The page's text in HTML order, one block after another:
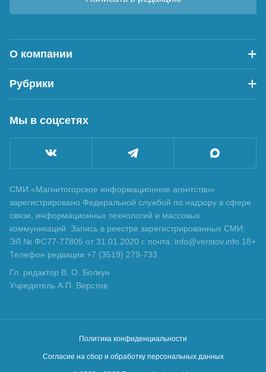
О компании
Рубрики
Мы в соцсетях
СМИ «Магнитогорское информационное агентство»
зарегистрировано Федеральной службой по надзору в сфере
связи, информационных технологий и массовых
коммуникаций. Запись в реестре зарегистрированных СМИ:
ЭЛ № ФС77-77805 от 31.01.2020 г. почта: info@verstov.info 18+
Телефон редакции +7 (3519) 279-733
Гл. редактор В. О. Болкун
Учредитель А.П. Верстов
Политика конфиденциальности
Согласие на сбор и обработку персональных данных